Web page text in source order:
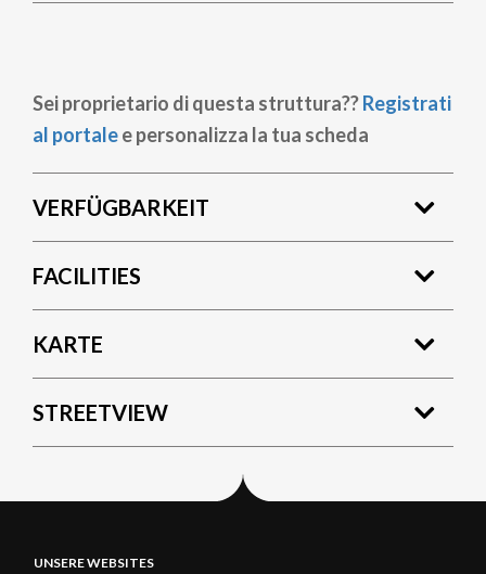
Sei proprietario di questa struttura??Registrati
al portalee personalizza la tua scheda
VERFÜGBARKEIT
FACILITIES
KARTE
STREETVIEW
UNSERE WEBSITES